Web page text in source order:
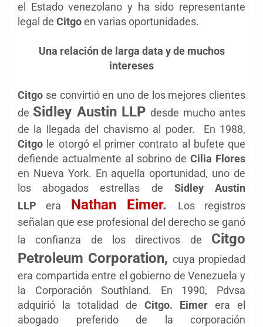
el Estado venezolano y ha sido representante
legal de Citgoen varias oportunidades.
Una relación de larga data y de muchos
intereses
Citgo se convirtió en uno de los mejores clientes
deSidley Austin LLPdesde mucho antes
de la llegada del chavismo al poder.
En 1988,
Citgo le otorgó el primer contrato al bufete que
defiende actualmente al sobrino de Cilia Flores
en Nueva York. En aquella oportunidad, uno de
los abogados estrellas de Sidley Austin
LLP era Nathan Eimer.
Los registros
señalan que ese profesional del derecho se ganó
la confianza de los directivos de
Citgo
Petroleum Corporation, cuya propiedad
era compartida entre el gobierno de Venezuela y
la Corporación Southland. En 1990, Pdvsa
adquirió la totalidad de Citgo. Eimer era el
abogado preferido de la corporación